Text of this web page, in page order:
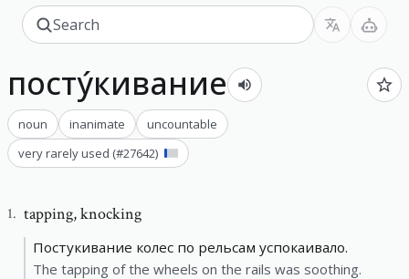
посту́кивание
noun inanimate
uncountable
very rarely used (#27642)
1. tapping,knocking
Постукивание колес по рельсам успокаивало.
The tapping of the wheels on the rails was soothing.